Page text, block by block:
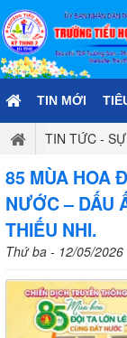
TIN MỚI
TIN TỨC -
85 MÙA HOA
NƯỚC – DẤU
THIẾU NHI.
Thứ ba - 12/05/2026